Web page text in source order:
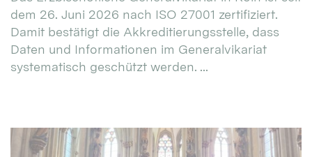
dem 26. Juni 2026 nach ISO 27001 zertifiziert.
Damit bestätigt die Akkreditierungsstelle, dass
Daten und Informationen im Generalvikariat
systematisch geschützt werden. ...